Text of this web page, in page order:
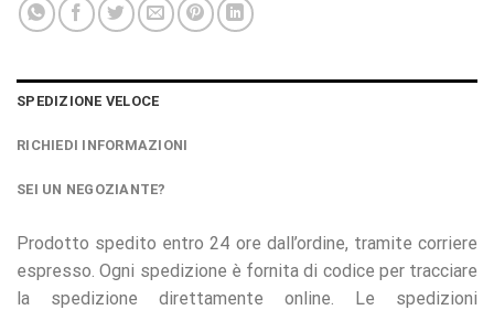
SPEDIZIONE VELOCE
RICHIEDI INFORMAZIONI
SEI UN NEGOZIANTE?
Prodotto spedito entro 24 ore dall’ordine, tramite corriere
espresso. Ogni spedizione è fornita di codice per tracciare
la spedizione direttamente online. Le spedizioni